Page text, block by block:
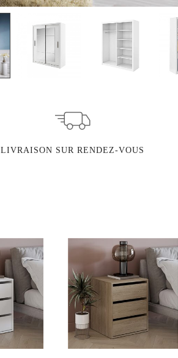
LIVRAISON SUR RENDEZ-VOUS